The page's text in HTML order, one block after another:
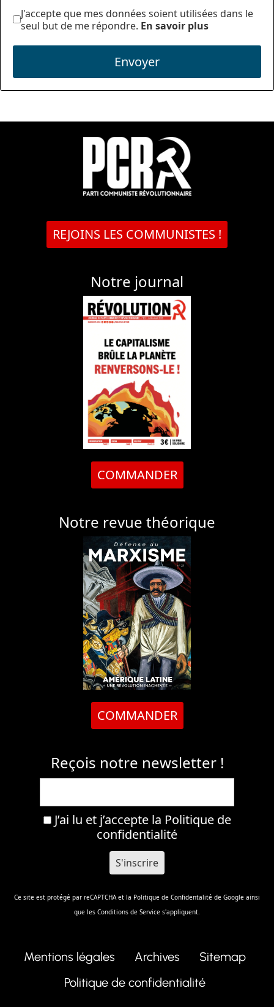
J'accepte que mes données soient utilisées dans le
seul but de me répondre. En savoir plus
Envoyer
REJOINS LES COMMUNISTES !
Notre journal
COMMANDER
Notre revue théorique
COMMANDER
Reçois notre newsletter !
J’ai lu et j’accepte la Politique de
confidentialité
Ce site est protégé par reCAPTCHA et la Politique de Confidentalité de Google ainsi
que les Conditions de Service s'appliquent.
Mentions légales Archives
Sitemap
Politique de confidentialité